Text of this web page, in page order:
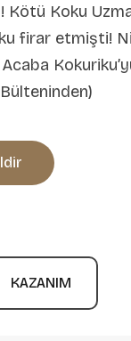
Kötü Koku
firar etmişti!
KAZANIM